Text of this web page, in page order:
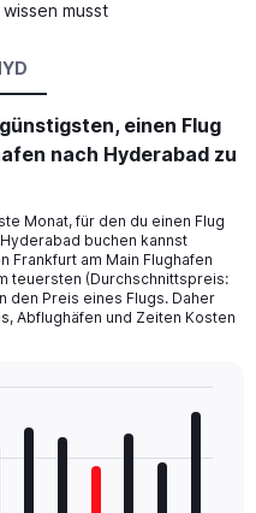
musst
einen Flug
nach Hyderabad zu
Monat, für den du einen Flug
buchen kannst
Frankfurt am Main Flughafen
teuersten (Durchschnittspreis:
den Preis eines Flugs. Daher
Abflughäfen und Zeiten Kosten